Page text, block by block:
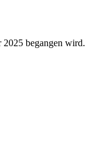
2025 begangen wird.